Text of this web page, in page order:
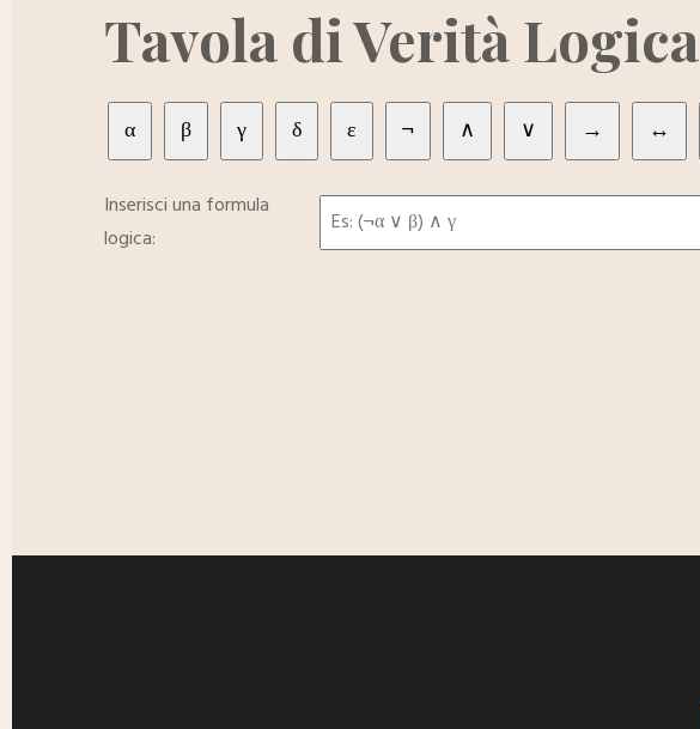
Tavola di Verità Logica
α β γ δ ε ¬ ∧ ∨ → ↔
Inserisci una formula
logica: